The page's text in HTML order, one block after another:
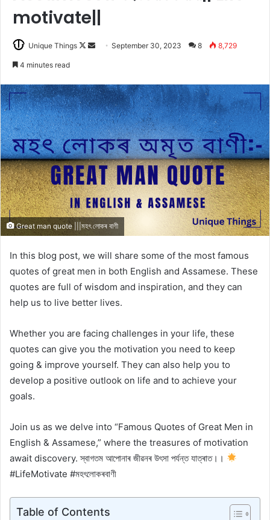
motivate||
Unique Things
Follow
SendSeptember 30, 2023 8 8,729
4 minutes read
Great man quote |||মহৎ লোকৰ বাণী
In this blog post, we will share some of the most famous
quotes of great men in both English and Assamese. These
quotes are full of wisdom and inspiration, and they can
help us to live better lives.
Whether you are facing challenges in your life, these
quotes can give you the motivation you need to keep
going & improve yourself. They can also help you to
develop a positive outlook on life and to achieve your
goals.
Join us as we delve into “Famous Quotes of Great Men in
English & Assamese,” where the treasures of motivation
await discovery. স্বাগতম আপোনাৰ জীৱনৰ উৎসা পৰ্যন্ত যাত্ৰাত।।
#LifeMotivate #মহৎলোকৰবাণী
Table of Contents